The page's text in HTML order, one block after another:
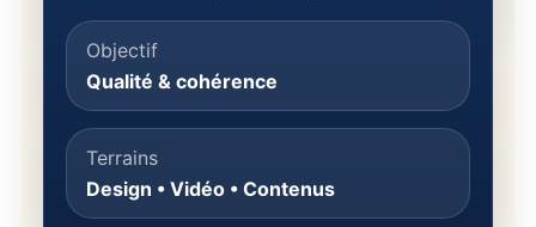
Objectif
Qualité & cohérence
Terrains
Design • Vidéo • Contenus